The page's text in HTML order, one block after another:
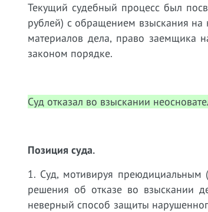
Текущий судебный процесс был
рублей) с обращением взыскания на
материалов дела, право заемщика
законом порядке.
Суд отказал во взыскании
Позиция суда.
1. Суд, мотивируя преюдициальным
решения об отказе во взыскании
неверный способ защиты